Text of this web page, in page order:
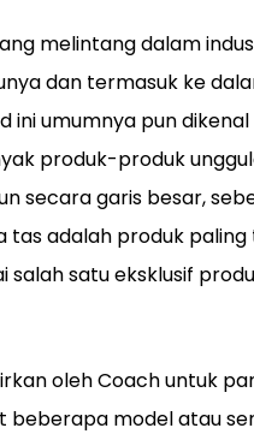
melintang dalam
dan termasuk ke
umumnya pun dikenal
produk-produk
secara garis besar,
tas adalah produk
salah satu eksklusif
oleh Coach untuk
beberapa model atau